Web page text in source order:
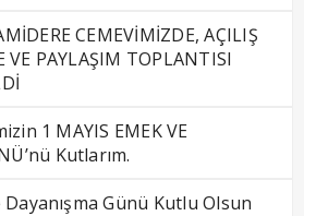
CEMEVİMİZDE, AÇILIŞ
VE PAYLAŞIM TOPLANTISI
1 MAYIS EMEK VE
Kutlarım.
Dayanışma Günü Kutlu Olsun